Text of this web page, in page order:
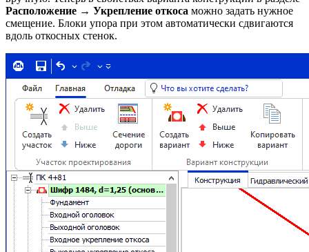
Расположение → Укрепление откоса можно задать нужное
смещение. Блоки упора при этом автоматически сдвигаются
вдоль откосных стенок.